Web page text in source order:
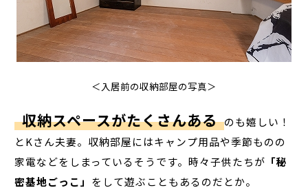
＜入居前の収納部屋の写真＞
収納スペースがたくさんある のも嬉しい！
とKさん夫妻。収納部屋にはキャンプ用品や季節ものの
家電などをしまっているそうです。時々子供たちが 「秘
密基地ごっこ」 をして遊ぶこともあるのだとか。